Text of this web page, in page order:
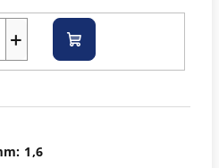
+ Do
košíku
1,6